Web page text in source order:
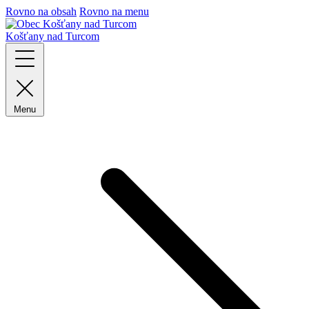
Rovno na obsah Rovno na menu
Košťany nad Turcom
Menu